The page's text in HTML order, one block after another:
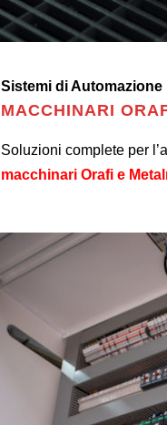
Sistemi di
MACCHINARI
Soluzioni complete per
macchinari Orafi e